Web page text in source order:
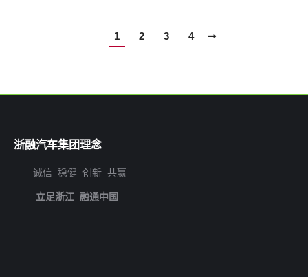
1 2 3 4
浙融汽车集团理念
诚信 稳健 创新 共赢
立足浙江 融通中国